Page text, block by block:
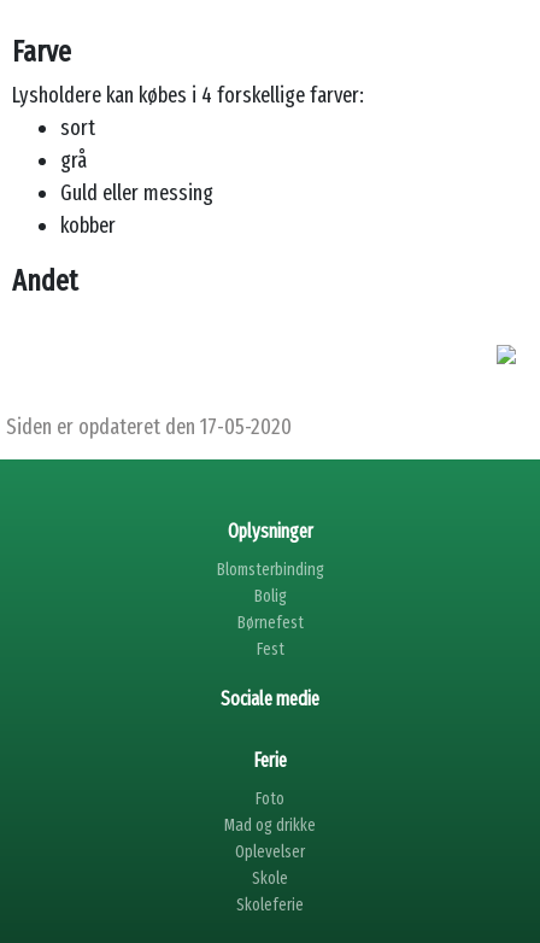
Farve
Lysholdere kan købes i 4 forskellige farver:
sort
grå
Guld eller messing
kobber
Andet
Siden er opdateret den 17-05-2020
Oplysninger
Blomsterbinding
Bolig
Børnefest
Fest
Sociale medie
Ferie
Foto
Mad og drikke
Oplevelser
Skole
Skoleferie